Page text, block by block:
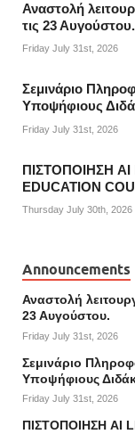
Αναστολή
τις 23 Αυγούστου.
Friday July 31st, 2026
Σεμινάριο
Υποψήφιους
Friday July 31st, 2026
ΠΙΣΤΟΠΟΙΗΣΗ AI
EDUCATION
Thursday July 30th, 2026
Announcements
Αναστολή
23 Αυγούστου.
Friday July 31st, 2026
Σεμινάριο
Υποψήφιους
Friday July 31st, 2026
ΠΙΣΤΟΠΟΙΗΣΗ AI